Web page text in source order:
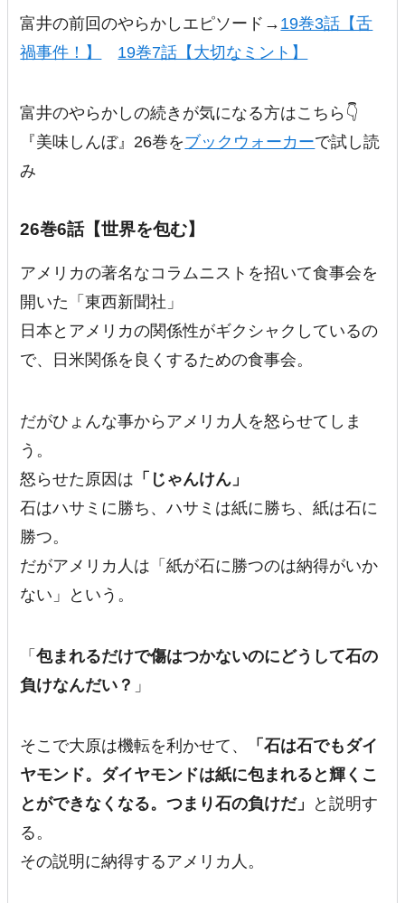
富井の前回のやらかしエピソード→ 19巻3話【舌
禍事件！】
19巻7話【大切なミント】
富井のやらかしの続きが気になる方はこちら👇
『美味しんぼ』26巻をブックウォーカーで試し読
み
26巻6話【世界を包む】
アメリカの著名なコラムニストを招いて食事会を
開いた「東西新聞社」
日本とアメリカの関係性がギクシャクしているの
で、日米関係を良くするための食事会。
だがひょんな事からアメリカ人を怒らせてしま
う。
怒らせた原因は 「じゃんけん」
石はハサミに勝ち、ハサミは紙に勝ち、紙は石に
勝つ。
だがアメリカ人は「紙が石に勝つのは納得がいか
ない」という。
「包まれるだけで傷はつかないのにどうして石の
負けなんだい？ 」
そこで大原は機転を利かせて、
「石は石でもダイ
ヤモンド。ダイヤモンドは紙に包まれると輝くこ
とができなくなる。つまり石の負けだ」
と説明す
る。
その説明に納得するアメリカ人。